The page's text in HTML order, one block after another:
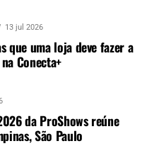
som e sensação
efeitos, incluindo
uma fonte de
de fone de
13 jul 2026
que uma loja deve fazer a
Conecta+
da ProShows reúne
São Paulo